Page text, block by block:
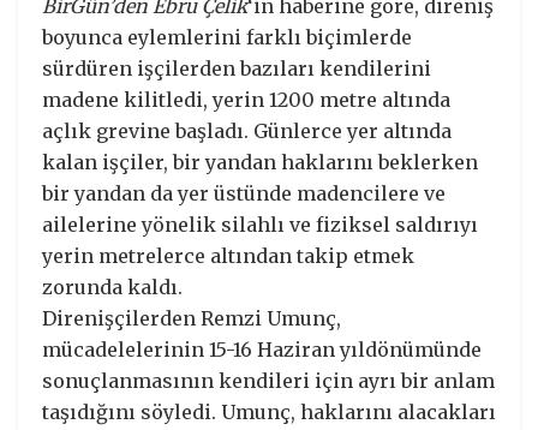
BirGün’den Ebru Çelik‘in haberine göre, direniş
boyunca eylemlerini farklı biçimlerde
sürdüren işçilerden bazıları kendilerini
madene kilitledi, yerin 1200 metre altında
açlık grevine başladı. Günlerce yer altında
kalan işçiler, bir yandan haklarını beklerken
bir yandan da yer üstünde madencilere ve
ailelerine yönelik silahlı ve fiziksel saldırıyı
yerin metrelerce altından takip etmek
zorunda kaldı.
Direnişçilerden Remzi Umunç,
mücadelelerinin 15-16 Haziran yıldönümünde
sonuçlanmasının kendileri için ayrı bir anlam
taşıdığını söyledi. Umunç, haklarını alacakları